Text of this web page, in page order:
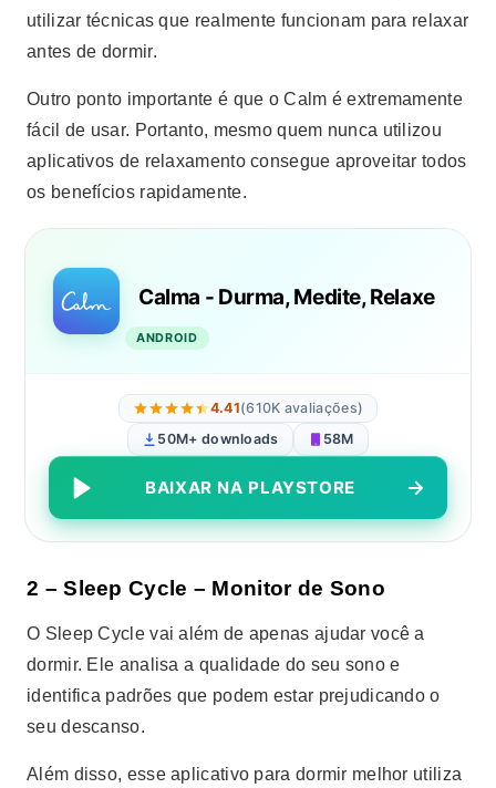
utilizar técnicas que realmente funcionam para relaxar
antes de dormir.
Outro ponto importante é que o Calm é extremamente
fácil de usar. Portanto, mesmo quem nunca utilizou
aplicativos de relaxamento consegue aproveitar todos
os benefícios rapidamente.
Calma - Durma, Medite, Relaxe
ANDROID
4.41(610K avaliações)
50M+ downloads
58M
BAIXAR NA PLAYSTORE
2 – Sleep Cycle – Monitor de Sono
O Sleep Cycle vai além de apenas ajudar você a
dormir. Ele analisa a qualidade do seu sono e
identifica padrões que podem estar prejudicando o
seu descanso.
Além disso, esse aplicativo para dormir melhor utiliza